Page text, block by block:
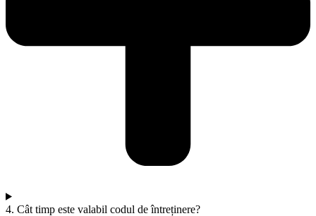
4. Cât timp este valabil codul de întreținere?